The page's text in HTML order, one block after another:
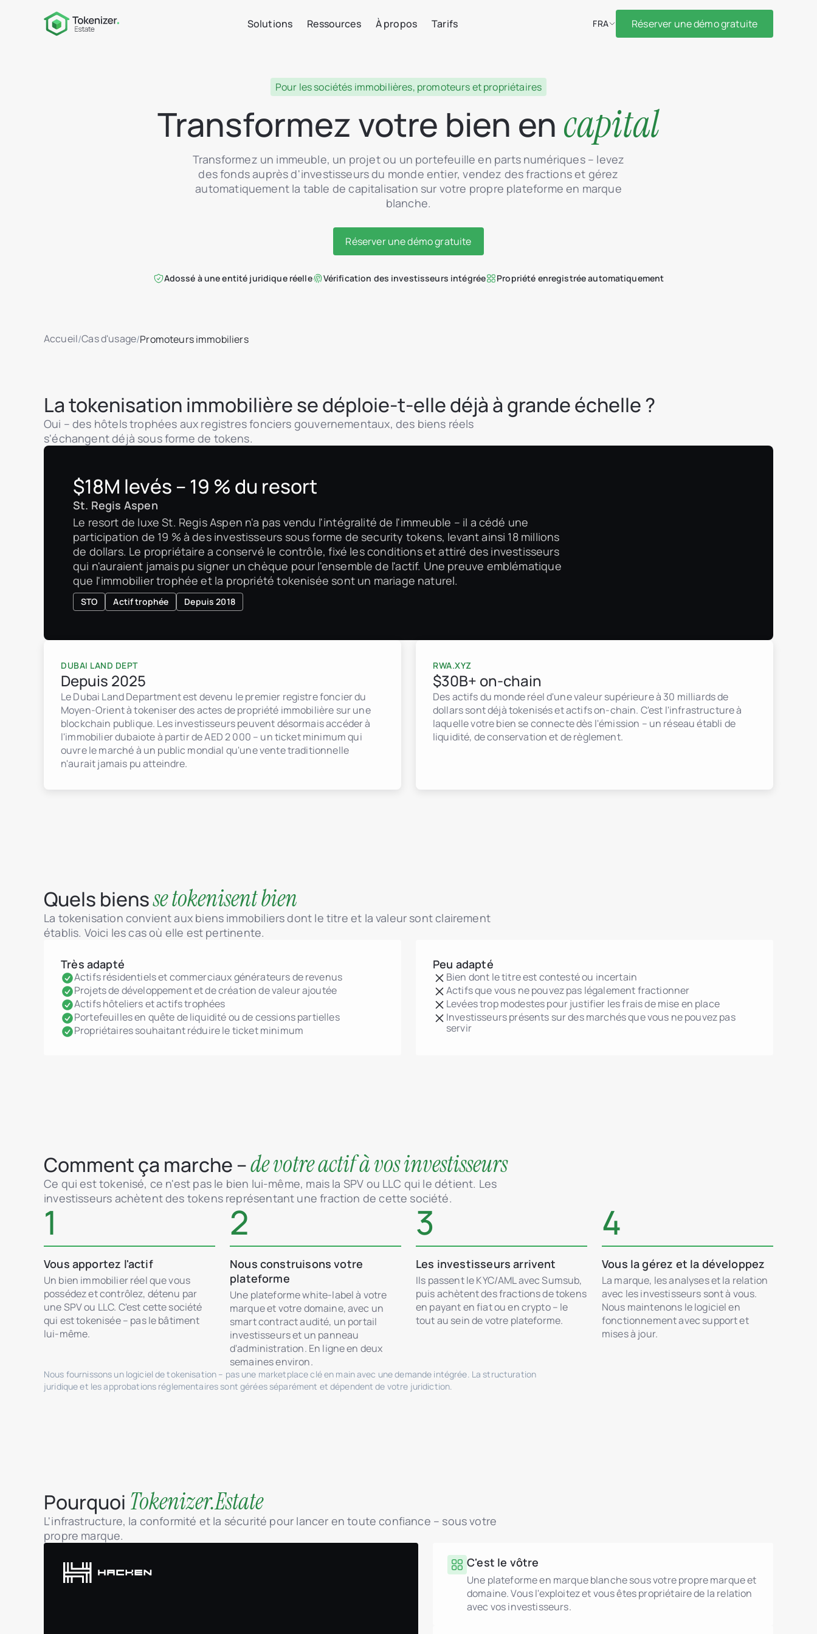
Solutions Ressources À propos Tarifs FRA Réserver une démo gratuite
Pour les sociétés immobilières, promoteurs et propriétaires
Transformez votre bien en capital
Transformez un immeuble, un projet ou un portefeuille en parts numériques – levez
des fonds auprès d'investisseurs du monde entier, vendez des fractions et gérez
automatiquement la table de capitalisation sur votre propre plateforme en marque
blanche.
Réserver une démo gratuite
Adossé à une entité juridique réelle Vérification des investisseurs intégrée Propriété enregistrée automatiquement
Accueil/Cas d'usage/Promoteurs immobiliers
La tokenisation immobilière se déploie-t-elle déjà à grande échelle ?
Oui – des hôtels trophées aux registres fonciers gouvernementaux, des biens réels
s'échangent déjà sous forme de tokens.
$18M levés – 19 % du resort
St. Regis Aspen
Le resort de luxe St. Regis Aspen n'a pas vendu l'intégralité de l'immeuble – il a cédé une
participation de 19 % à des investisseurs sous forme de security tokens, levant ainsi 18 millions
de dollars. Le propriétaire a conservé le contrôle, fixé les conditions et attiré des investisseurs
qui n'auraient jamais pu signer un chèque pour l'ensemble de l'actif. Une preuve emblématique
que l'immobilier trophée et la propriété tokenisée sont un mariage naturel.
STO Actif trophée Depuis 2018
DUBAI LAND DEPT
Depuis 2025
Le Dubai Land Department est devenu le premier registre foncier du
Moyen-Orient à tokeniser des actes de propriété immobilière sur une
blockchain publique. Les investisseurs peuvent désormais accéder à
l'immobilier dubaiote à partir de AED 2 000 – un ticket minimum qui
ouvre le marché à un public mondial qu'une vente traditionnelle
n'aurait jamais pu atteindre.
RWA.XYZ
$30B+ on-chain
Des actifs du monde réel d'une valeur supérieure à 30 milliards de
dollars sont déjà tokenisés et actifs on-chain. C'est l'infrastructure à
laquelle votre bien se connecte dès l'émission – un réseau établi de
liquidité, de conservation et de règlement.
Quels biensse tokenisent bien
La tokenisation convient aux biens immobiliers dont le titre et la valeur sont clairement
établis. Voici les cas où elle est pertinente.
Très adapté
Actifs résidentiels et commerciaux générateurs de revenus
Projets de développement et de création de valeur ajoutée
Actifs hôteliers et actifs trophées
Portefeuilles en quête de liquidité ou de cessions partielles
Propriétaires souhaitant réduire le ticket minimum
Peu adapté
Bien dont le titre est contesté ou incertain
Actifs que vous ne pouvez pas légalement fractionner
Levées trop modestes pour justifier les frais de mise en place
Investisseurs présents sur des marchés que vous ne pouvez pas
servir
Comment ça marche –de votre actif à vos investisseurs
Ce qui est tokenisé, ce n'est pas le bien lui-même, mais la SPV ou LLC qui le détient. Les
investisseurs achètent des tokens représentant une fraction de cette société.
1
Vous apportez l'actif
Un bien immobilier réel que vous
possédez et contrôlez, détenu par
une SPV ou LLC. C'est cette société
qui est tokenisée – pas le bâtiment
lui-même.
2
Nous construisons votre
plateforme
Une plateforme white-label à votre
marque et votre domaine, avec un
smart contract audité, un portail
investisseurs et un panneau
d'administration. En ligne en deux
semaines environ.
3
Les investisseurs arrivent
Ils passent le KYC/AML avec Sumsub,
puis achètent des fractions de tokens
en payant en fiat ou en crypto – le
tout au sein de votre plateforme.
4
Vous la gérez et la développez
La marque, les analyses et la relation
avec les investisseurs sont à vous.
Nous maintenons le logiciel en
fonctionnement avec support et
mises à jour.
Nous fournissons un logiciel de tokenisation – pas une marketplace clé en main avec une demande intégrée. La structuration
juridique et les approbations réglementaires sont gérées séparément et dépendent de votre juridiction.
Pourquoi Tokenizer.Estate
L'infrastructure, la conformité et la sécurité pour lancer en toute confiance – sous votre
propre marque.
C'est le vôtre
Une plateforme en marque blanche sous votre propre marque et
domaine. Vous l'exploitez et vous êtes propriétaire de la relation
avec vos investisseurs.